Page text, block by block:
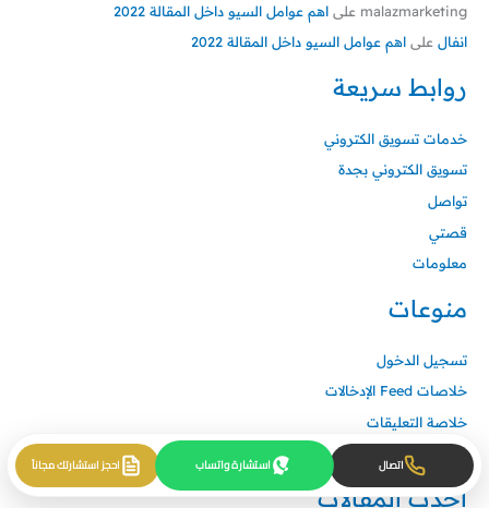
malazmarketing على اهم عوامل السيو داخل المقالة 2022
انفال على اهم عوامل السيو داخل المقالة 2022
روابط سريعة
خدمات تسويق الكتروني
تسويق الكتروني بجدة
تواصل
قصتي
معلومات
منوعات
تسجيل الدخول
خلاصات Feed الإدخالات
خلاصة التعليقات
WordPress.org
أحدث المقالات
اتصال استشارة واتساب احجز استشارتك مجاناً